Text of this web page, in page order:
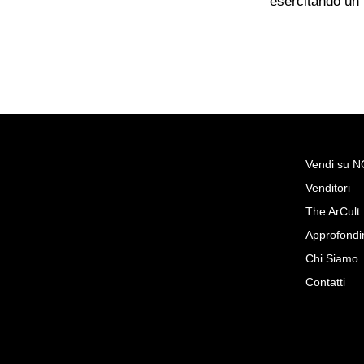
Richiedi Maggiori Info su
Antico Secretaire Impero in
Andrea Fiori Gallery - La
Vendi su
Venditori
The ArCult
Chi Siamo
Contatti